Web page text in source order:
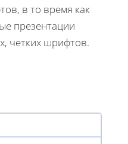
в то время как
презентации
четких шрифтов.